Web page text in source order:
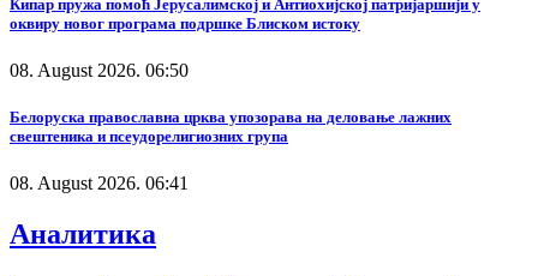
Кипар пружа помоћ Јерусалимској и Антиохијској патријаршији у
оквиру новог програма подршке Блиском истоку
08. August 2026. 06:50
Белоруска православна црква упозорава на деловање лажних
свештеника и псеудорелигиозних група
08. August 2026. 06:41
Аналитика